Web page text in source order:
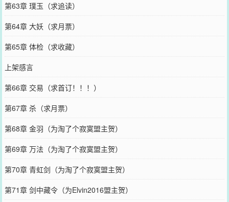
第63章 璞玉（求追读）
第64章 大妖（求月票）
第65章 体检（求收藏）
上架感言
第66章 交易（求首订！！！）
第67章 杀（求月票）
第68章 金羽（为淘了个寂寞盟主贺）
第69章 万法（为淘了个寂寞盟主贺）
第70章 青虹剑（为淘了个寂寞盟主贺）
第71章 剑中藏令（为Elvin2016盟主贺）